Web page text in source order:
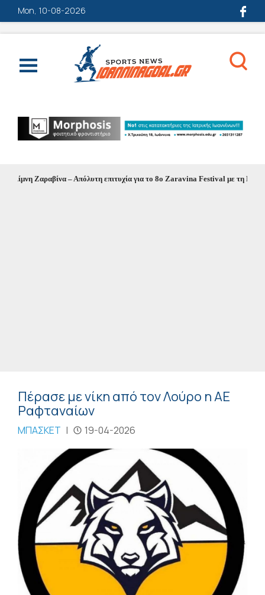
Mon, 10-08-2026
Ζαραβίνα – Απόλυτη επιτυχία για το 8ο Zaravina Festival με τη Μελίνα
Πέρασε με νίκη από τον Λούρο η ΑΕ
Ραφταναίων
ΜΠΑΣΚΕΤ | 19-04-2026